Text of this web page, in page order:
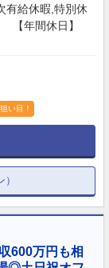
有給休暇,特別休
【年間休日】
い目！
600万円も相